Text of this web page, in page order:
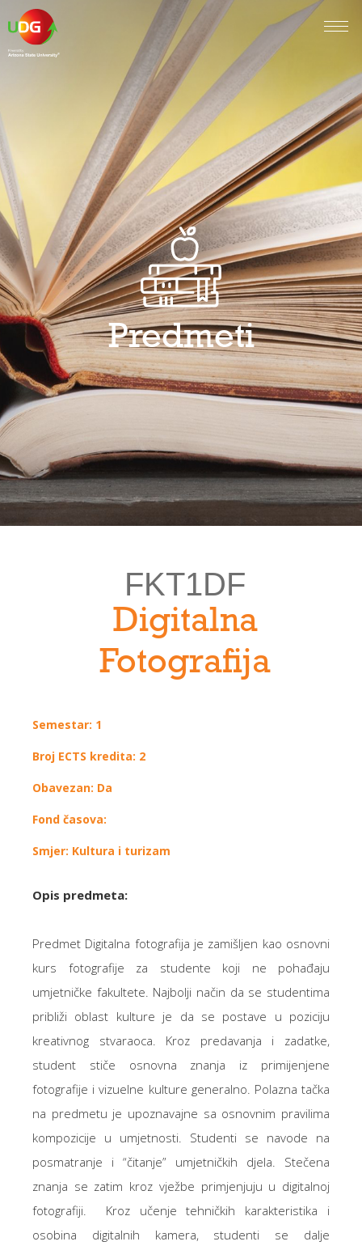
Predmeti
FKT1DF
Digitalna
Fotografija
Semestar: 1
Broj ECTS kredita: 2
Obavezan: Da
Fond časova:
Smjer: Kultura i turizam
Opis predmeta:
Predmet Digitalna fotografija je zamišljen kao osnovni
kurs fotografije za studente koji ne pohađaju
umjetničke fakultete. Najbolji način da se studentima
približi oblast kulture je da se postave u poziciju
kreativnog stvaraoca. Kroz predavanja i zadatke,
student stiče osnovna znanja iz primijenjene
fotografije i vizuelne kulture generalno. Polazna tačka
na predmetu je upoznavajne sa osnovnim pravilima
kompozicije u umjetnosti. Studenti se navode na
posmatranje i “čitanje” umjetničkih djela. Stečena
znanja se zatim kroz vježbe primjenjuju u digitalnoj
fotografiji. Kroz učenje tehničkih karakteristika i
osobina digitalnih kamera, studenti se dalje